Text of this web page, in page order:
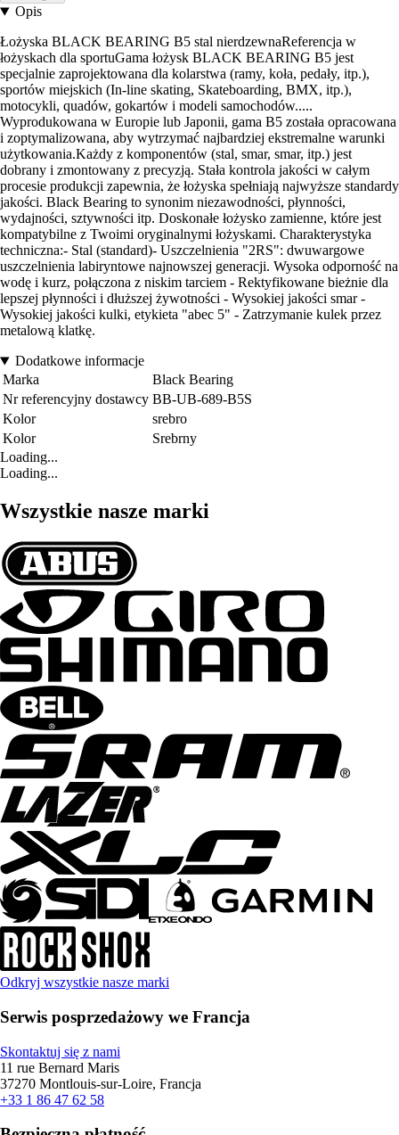
Opis
Łożyska BLACK BEARING B5 stal nierdzewnaReferencja w
łożyskach dla sportuGama łożysk BLACK BEARING B5 jest
specjalnie zaprojektowana dla kolarstwa (ramy, koła, pedały, itp.),
sportów miejskich (In-line skating, Skateboarding, BMX, itp.),
motocykli, quadów, gokartów i modeli samochodów.....
Wyprodukowana w Europie lub Japonii, gama B5 została opracowana
i zoptymalizowana, aby wytrzymać najbardziej ekstremalne warunki
użytkowania.Każdy z komponentów (stal, smar, smar, itp.) jest
dobrany i zmontowany z precyzją. Stała kontrola jakości w całym
procesie produkcji zapewnia, że łożyska spełniają najwyższe standardy
jakości. Black Bearing to synonim niezawodności, płynności,
wydajności, sztywności itp. Doskonałe łożysko zamienne, które jest
kompatybilne z Twoimi oryginalnymi łożyskami. Charakterystyka
techniczna:- Stal (standard)- Uszczelnienia "2RS": dwuwargowe
uszczelnienia labiryntowe najnowszej generacji. Wysoka odporność na
wodę i kurz, połączona z niskim tarciem - Rektyfikowane bieżnie dla
lepszej płynności i dłuższej żywotności - Wysokiej jakości smar -
Wysokiej jakości kulki, etykieta "abec 5" - Zatrzymanie kulek przez
metalową klatkę.
Dodatkowe informacje
Marka
Black Bearing
Nr referencyjny dostawcy BB-UB-689-B5S
Kolor
srebro
Kolor
Srebrny
Loading...
Loading...
Wszystkie nasze marki
Odkryj wszystkie nasze marki
Serwis posprzedażowy we Francja
Skontaktuj się z nami
11 rue Bernard Maris
37270 Montlouis-sur-Loire, Francja
+33 1 86 47 62 58